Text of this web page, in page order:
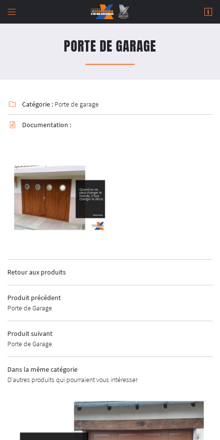

ACCUEIL
EXTÉRIEURS
MENUISERIE
- ALARME
SHOWROOM

02 48 67 07 14
 Newsletter à recevoir
En cochant cette case, vous consentez à recevoir nos propositions commerciales à l'adresse
email indiqué ci-dessus. Vous pouvez vous désinscrire à tout moment en utilisant
formulaire de désinscription
INSCRIPTION
PORTE DE GARAGE
 Catégorie : Porte de garage
 Documentation :
Retour aux produits
Produit précédent
Porte de Garage
Produit suivant
Porte de Garage
Dans la même catégorie
D'autres produits qui pourraient vous intéresser